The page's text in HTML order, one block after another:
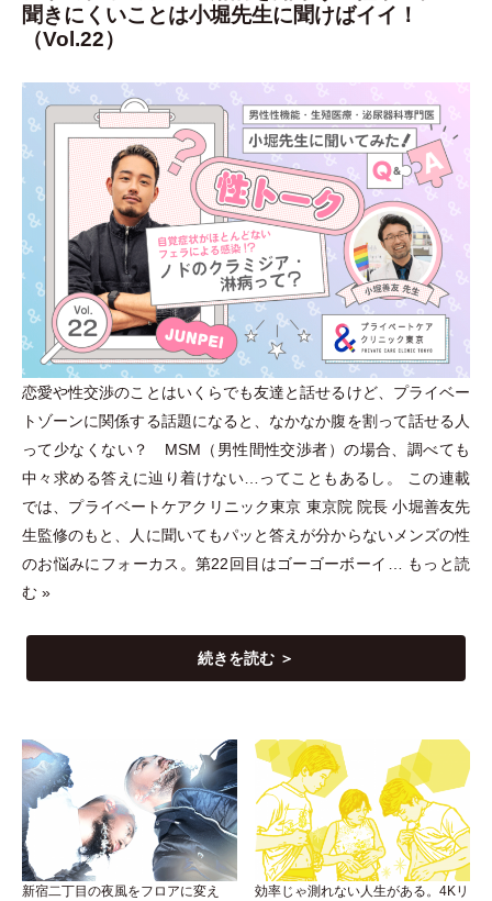
聞きにくいことは小堀先生に聞けばイイ！
（Vol.22）
恋愛や性交渉のことはいくらでも友達と話せるけど、プライベー
トゾーンに関係する話題になると、なかなか腹を割って話せる人
って少なくない？ MSM （ 男性間性交渉者）の場合、調べても
中々求める答えに辿り着けない…ってこともあるし。 この連載
では、プライベートケアクリニック東京 東京院 院長 小堀善友先
生監修のもと、人に聞いてもパッと答えが分からないメンズの性
のお悩みにフォーカス。第22回目はゴーゴーボーイ… もっと読
む »
続きを読む ＞
新宿二丁目の夜風をフロアに変え
効率じゃ測れない人生がある。4Kリ